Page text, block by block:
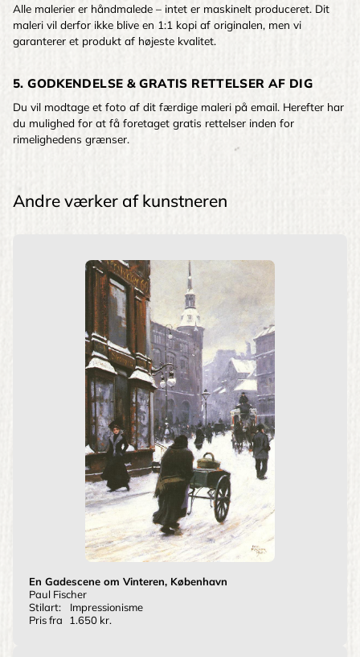
Alle malerier er håndmalede – intet er maskinelt produceret. Dit
maleri vil derfor ikke blive en 1:1 kopi af originalen, men vi
garanterer et produkt af højeste kvalitet.
5. GODKENDELSE & GRATIS RETTELSER AF DIG
Du vil modtage et foto af dit færdige maleri på email. Herefter har
du mulighed for at få foretaget gratis rettelser inden for
rimelighedens grænser.
Andre værker af kunstneren
En Gadescene om Vinteren, København
Paul Fischer
Stilart:
Impressionisme
Pris fra
1.650 kr.